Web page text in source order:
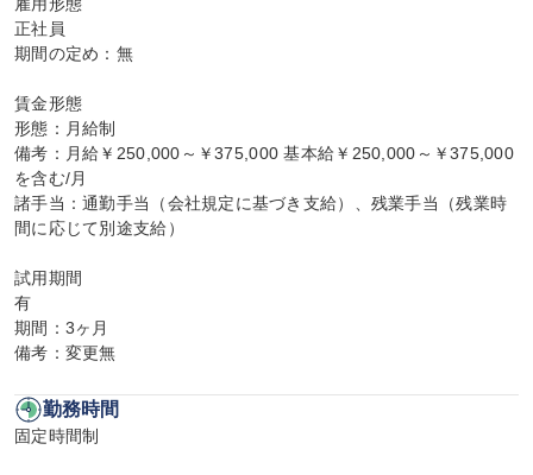
正社員
期間の定め：無
賃金形態
形態：月給制
備考：月給￥250,000～￥375,000 基本給￥250,000～￥375,000
を含む/月
諸手当：通勤手当（会社規定に基づき支給）、残業手当（残業時
間に応じて別途支給）
試用期間
有
期間：3ヶ月
備考：変更無
勤務時間
固定時間制